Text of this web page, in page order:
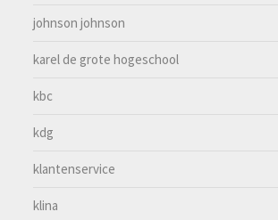
johnson johnson
karel de grote hogeschool
kbc
kdg
klantenservice
klina